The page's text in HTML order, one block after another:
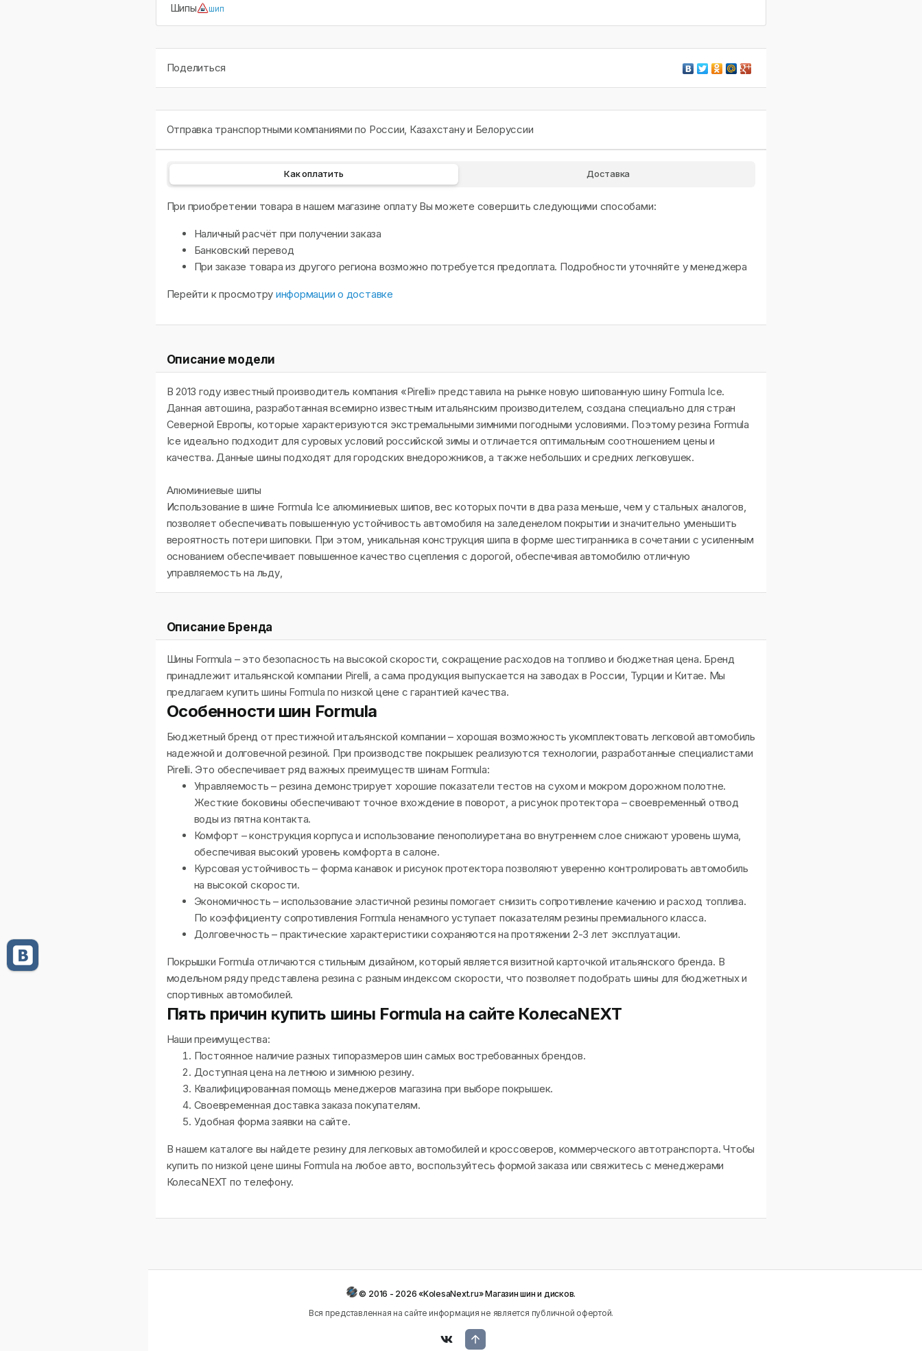
Шипы шип
Поделиться
Отправка транспортными компаниями по России, Казахстану и Белоруссии
Как оплатить Доставка
При приобретении товара в нашем магазине оплату Вы можете совершить следующими способами:
Наличный расчёт при получении заказа
Банковский перевод
При заказе товара из другого региона возможно потребуется предоплата. Подробности уточняйте у менеджера
Перейти к просмотру информации о доставке
Описание модели
В 2013 году известный производитель компания «Pirelli» представила на рынке новую шипованную шину Formula Ice.
Данная автошина, разработанная всемирно известным итальянским производителем, создана специально для стран
Северной Европы, которые характеризуются экстремальными зимними погодными условиями. Поэтому резина Formula
Ice идеально подходит для суровых условий российской зимы и отличается оптимальным соотношением цены и
качества. Данные шины подходят для городских внедорожников, а также небольших и средних легковушек.
Алюминиевые шипы
Использование в шине Formula Ice алюминиевых шипов, вес которых почти в два раза меньше, чем у стальных аналогов,
позволяет обеспечивать повышенную устойчивость автомобиля на заледенелом покрытии и значительно уменьшить
вероятность потери шиповки. При этом, уникальная конструкция шипа в форме шестигранника в сочетании с усиленным
основанием обеспечивает повышенное качество сцепления с дорогой, обеспечивая автомобилю отличную
управляемость на льду,
Описание Бренда
Шины Formula – это безопасность на высокой скорости, сокращение расходов на топливо и бюджетная цена. Бренд
принадлежит итальянской компании Pirelli, а сама продукция выпускается на заводах в России, Турции и Китае. Мы
предлагаем купить шины Formula по низкой цене с гарантией качества.
Особенности шин Formula
Бюджетный бренд от престижной итальянской компании – хорошая возможность укомплектовать легковой автомобиль
надежной и долговечной резиной. При производстве покрышек реализуются технологии, разработанные специалистами
Pirelli. Это обеспечивает ряд важных преимуществ шинам Formula:
Управляемость – резина демонстрирует хорошие показатели тестов на сухом и мокром дорожном полотне.
Жесткие боковины обеспечивают точное вхождение в поворот, а рисунок протектора – своевременный отвод
воды из пятна контакта.
Комфорт – конструкция корпуса и использование пенополиуретана во внутреннем слое снижают уровень шума,
обеспечивая высокий уровень комфорта в салоне.
Курсовая устойчивость – форма канавок и рисунок протектора позволяют уверенно контролировать автомобиль
на высокой скорости.
Экономичность – использование эластичной резины помогает снизить сопротивление качению и расход топлива.
По коэффициенту сопротивления Formula ненамного уступает показателям резины премиального класса.
Долговечность – практические характеристики сохраняются на протяжении 2-3 лет эксплуатации.
Покрышки Formula отличаются стильным дизайном, который является визитной карточкой итальянского бренда. В
модельном ряду представлена резина с разным индексом скорости, что позволяет подобрать шины для бюджетных и
спортивных автомобилей.
Пять причин купить шины Formula на сайте КолесаNEXT
Наши преимущества:
Постоянное наличие разных типоразмеров шин самых востребованных брендов.
Доступная цена на летнюю и зимнюю резину.
Квалифицированная помощь менеджеров магазина при выборе покрышек.
Своевременная доставка заказа покупателям.
Удобная форма заявки на сайте.
В нашем каталоге вы найдете резину для легковых автомобилей и кроссоверов, коммерческого автотранспорта. Чтобы
купить по низкой цене шины Formula на любое авто, воспользуйтесь формой заказа или свяжитесь с менеджерами
КолесаNEXT по телефону.
© 2016 - 2026 «KolesaNext.ru» Магазин шин и дисков.
Вся представленная на сайте информация не является публичной офертой.